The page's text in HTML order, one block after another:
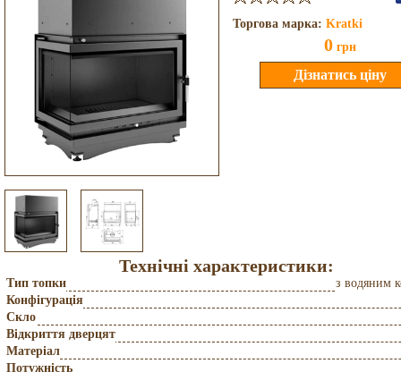
Торгова марка: Kratki
0 грн
Технічні характеристики:
Тип топки
з водяним
Конфігурація
Скло
Відкриття дверцят
Матеріал
Потужність